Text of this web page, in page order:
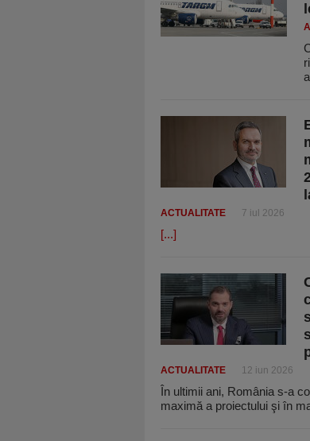
ACTUALITATE 7 iul 2026
[...]
ACTUALITATE 12 iun 2026
În ultimii ani, România s-a
maximă a proiectului şi în